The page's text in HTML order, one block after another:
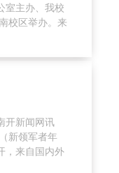
室主办、我校
校区举办。来
开新闻网讯
新领军者年
，来自国内外